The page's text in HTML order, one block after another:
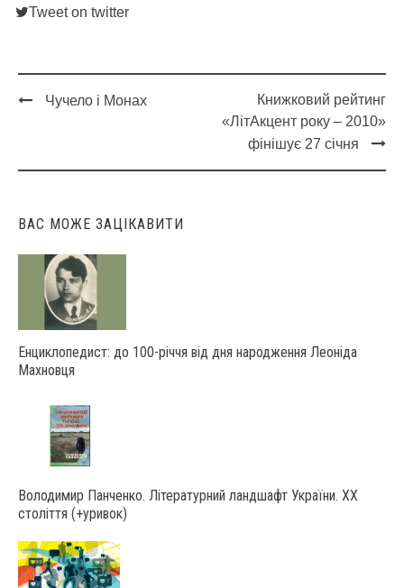
Tweet on twitter
Чучело і Монах
Книжковий рейтинг
«ЛітАкцент року – 2010»
фінішує 27 січня
ВАС МОЖЕ ЗАЦІКАВИТИ
Енциклопедист: до 100-річчя від дня народження Леоніда
Махновця
Володимир Панченко. Літературний ландшафт України. ХХ
століття (+уривок)